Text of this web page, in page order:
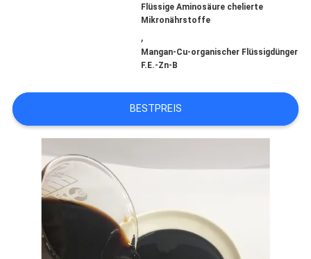
ZITAT
SITEMAP
DATENSCHUTZRICHTLINIE
Flüssige Aminosäure chelierte
Mikronährstoffe
,
Mangan-Cu-organischer Flüssigdünger
F.E.-Zn-B
BESTPREIS